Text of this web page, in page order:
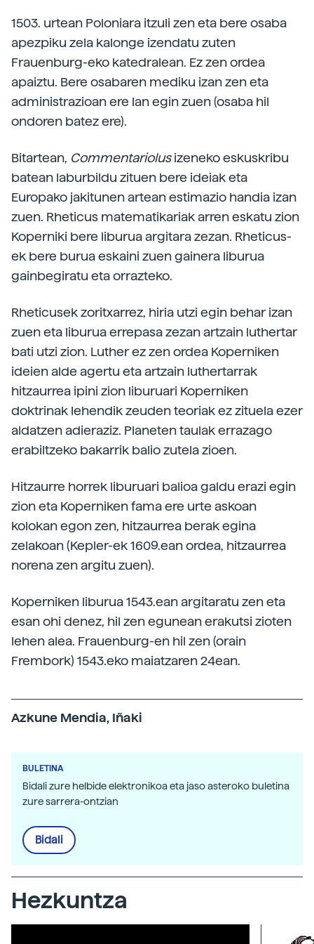
1503. urtean Poloniara itzuli zen eta bere osaba
apezpiku zela kalonge izendatu zuten
Frauenburg-eko katedralean. Ez zen ordea
apaiztu. Bere osabaren mediku izan zen eta
administrazioan ere lan egin zuen (osaba hil
ondoren batez ere).
Bitartean, Commentariolusizeneko eskuskribu
batean laburbildu zituen bere ideiak eta
Europako jakitunen artean estimazio handia izan
zuen. Rheticus matematikariak arren eskatu zion
Koperniki bere liburua argitara zezan. Rheticus-
ek bere burua eskaini zuen gainera liburua
gainbegiratu eta orrazteko.
Rheticusek zoritxarrez, hiria utzi egin behar izan
zuen eta liburua errepasa zezan artzain luthertar
bati utzi zion. Luther ez zen ordea Koperniken
ideien alde agertu eta artzain luthertarrak
hitzaurrea ipini zion liburuari Koperniken
doktrinak lehendik zeuden teoriak ez zituela ezer
aldatzen adieraziz. Planeten taulak errazago
erabiltzeko bakarrik balio zutela zioen.
Hitzaurre horrek liburuari balioa galdu erazi egin
zion eta Koperniken fama ere urte askoan
kolokan egon zen, hitzaurrea berak egina
zelakoan (Kepler-ek 1609.ean ordea, hitzaurrea
norena zen argitu zuen).
Koperniken liburua 1543.ean argitaratu zen eta
esan ohi denez, hil zen egunean erakutsi zioten
lehen alea. Frauenburg-en hil zen (orain
Frembork) 1543.eko maiatzaren 24ean.
Azkune Mendia, Iñaki
BULETINA
Bidali zure helbide elektronikoa eta jaso asteroko buletina
zure sarrera-ontzian
Bidali
Hezkuntza